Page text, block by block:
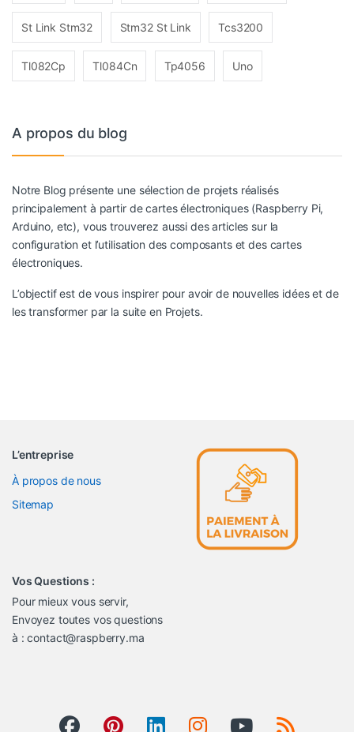
St Link Stm32 Stm32 St Link Tcs3200
Tl082Cp Tl084Cn Tp4056 Uno
A propos du blog
Notre Blog présente une sélection de projets réalisés
principalement à partir de cartes électroniques (Raspberry Pi,
Arduino, etc), vous trouverez aussi des articles sur la
configuration et l’utilisation des composants et des cartes
électroniques.
L’objectif est de vous inspirer pour avoir de nouvelles idées et de
les transformer par la suite en Projets.
L’entreprise
À propos de nous
Sitemap
Vos Questions :
Pour mieux vous servir,
Envoyez toutes vos questions
à : contact@raspberry.ma